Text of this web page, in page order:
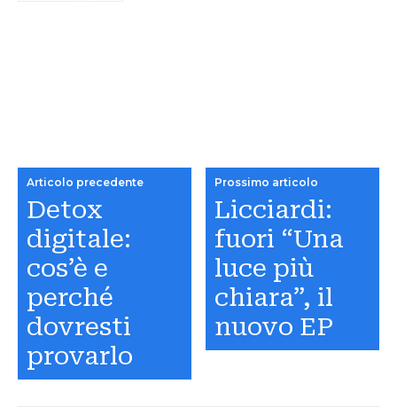
Articolo precedente
Detox
digitale:
cos’è e
perché
dovresti
provarlo
Prossimo articolo
Licciardi:
fuori “Una
luce più
chiara”, il
nuovo EP